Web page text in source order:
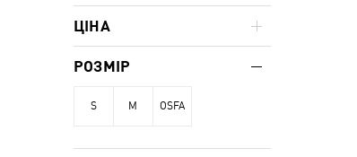
ЦІНА
РОЗМІР
S M OSFA